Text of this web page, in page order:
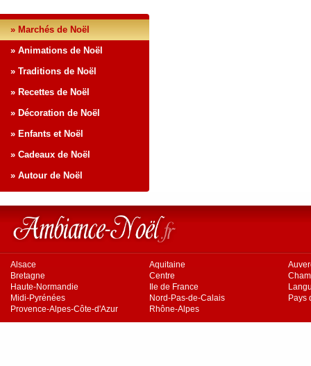
» Marchés de Noël
» Animations de Noël
» Traditions de Noël
» Recettes de Noël
» Décoration de Noël
» Enfants et Noël
» Cadeaux de Noël
» Autour de Noël
Alsace Aquitaine
Bretagne
Centre
Haute-Normandie
Ile de France
Midi-Pyrénées
Nord-Pas-de-Calais
Pays
Provence-Alpes-Côte-d'Azur
Rhône-Alpes